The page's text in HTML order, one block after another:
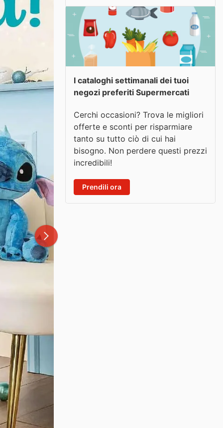
I cataloghi settimanali dei tuoi
negozi preferiti Supermercati
Cerchi occasioni? Trova le migliori
offerte e sconti per risparmiare
tanto su tutto ciò di cui hai
bisogno. Non perdere questi prezzi
incredibili!
Prendili ora